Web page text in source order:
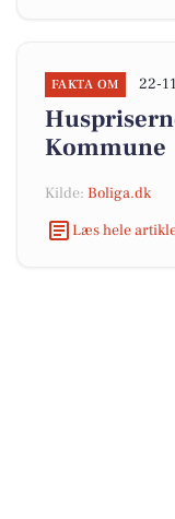
FAKTA OM 22-
Kommune
Kilde: Boliga.dk
Læs hele